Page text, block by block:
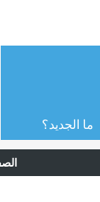
ما الجديد؟